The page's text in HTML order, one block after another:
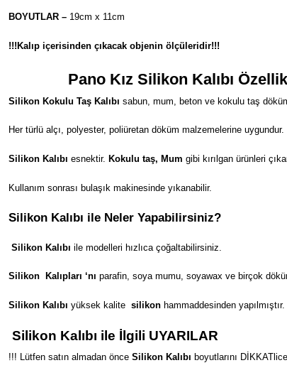
BOYUTLAR – 19cm x 11cm
!!!Kalıp içerisinden çıkacak objenin ölçüleridir!!!
Pano Kız Silikon Kalıbı
Silikon Kokulu Taş Kalıbı sabun, mum, beton ve kokulu taş
Her türlü alçı, polyester, poliüretan döküm malzemelerine uygundur.
Silikon Kalıbı esnektir. Kokulu taş, Mum gibi kırılgan ürünleri
Kullanım sonrası bulaşık makinesinde yıkanabilir.
Silikon Kalıbı ile Neler Yapabilirsiniz?
Silikon Kalıbı ile modelleri hızlıca çoğaltabilirsiniz.
Silikon Kalıpları ‘nı parafin, soya mumu, soyawax ve birçok
Silikon Kalıbı yüksek kalite silikon hammaddesinden
Silikon Kalıbı ile İlgili UYARILAR
!!! Lütfen satın almadan önce Silikon Kalıbı boyutlarını